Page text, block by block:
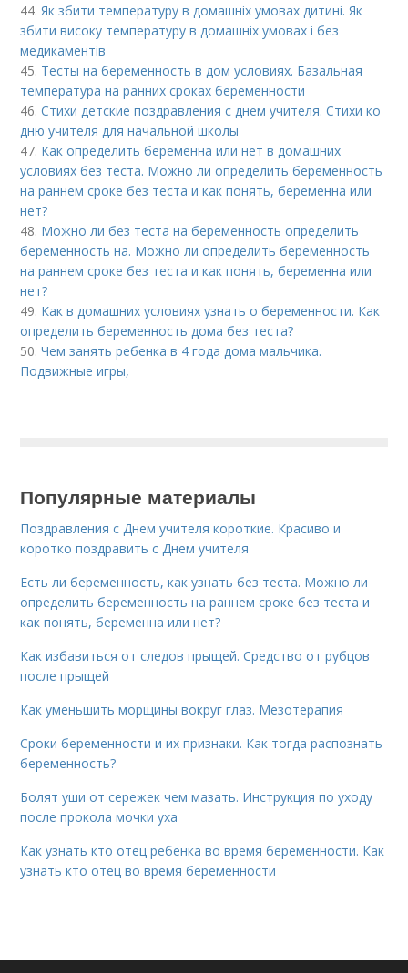
44. Як збити температуру в домашніх умовах дитині. Як
збити високу температуру в домашніх умовах і без
медикаментів
45. Тесты на беременность в дом условиях. Базальная
температура на ранних сроках беременности
46.Стихи детские поздравления с днем учителя. Стихи ко
дню учителя для начальной школы
47. Как определить беременна или нет в домашних
условиях без теста. Можно ли определить беременность
на раннем сроке без теста и как понять, беременна или
нет?
48. Можно ли без теста на беременность определить
беременность на. Можно ли определить беременность
на раннем сроке без теста и как понять, беременна или
нет?
49. Как в домашних условиях узнать о беременности. Как
определить беременность дома без теста?
50.Чем занять ребенка в 4 года дома мальчика.
Подвижные игры,
Популярные материалы
Поздравления с Днем учителя короткие. Красиво и
коротко поздравить с Днем учителя
Есть ли беременность, как узнать без теста. Можно ли
определить беременность на раннем сроке без теста и
как понять, беременна или нет?
Как избавиться от следов прыщей. Средство от рубцов
после прыщей
Как уменьшить морщины вокруг глаз. Мезотерапия
Сроки беременности и их признаки. Как тогда распознать
беременность?
Болят уши от сережек чем мазать. Инструкция по уходу
после прокола мочки уха
Как узнать кто отец ребенка во время беременности. Как
узнать кто отец во время беременности